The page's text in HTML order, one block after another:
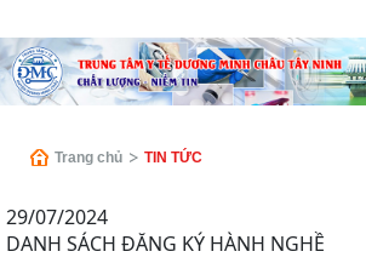
Trang chủ TIN TỨC
29/07/2024
DANH SÁCH ĐĂNG KÝ HÀNH NGHỀ